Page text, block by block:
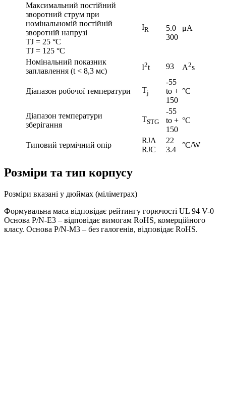
Максимальний постійний
зворотний струм при
номінальномій постійній
зворотній напрузі
TJ = 25 °C
TJ = 125 °C
IR
5.0
300
μA
Номінальний показник
заплавлення (t < 8,3 мс)
I2t 93 A2s
Діапазон робочої температури Tj
-55
to +
150
°C
Діапазон температури
зберігання
TSTG
-55
to +
150
°C
Типовий термічний опір
RJA
RJC
22
3.4
°C/W
Розміри та тип корпусу
Розміри вказані у дюймах (міліметрах)
Формувальна маса відповідає рейтингу горючості UL 94 V-0
Основа P/N-E3 – відповідає вимогам RoHS, комерційного
класу. Основа P/N-M3 – без галогенів, відповідає RoHS.